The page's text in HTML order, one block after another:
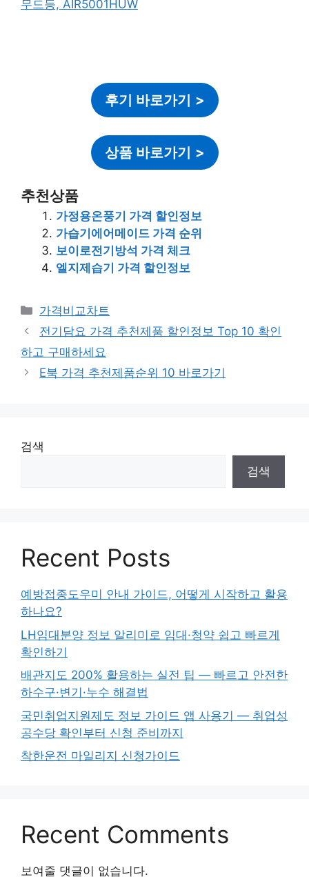
후기 바로가기 >
상품 바로가기 >
추천상품
가정용온풍기 가격 할인정보
가습기에어메이드 가격 순위
보이로전기방석 가격 체크
엘지제습기 가격 할인정보
카
테
리
가격비교차트
전기담요 가격 추천제품 할인정보 Top 10 확인
하고 구매하세요
E북 가격 추천제품순위 10 바로가기
검색
검색
Recent Posts
예방접종도우미 안내 가이드, 어떻게 시작하고 활용
하나요?
LH임대분양 정보 알리미로 임대·청약 쉽고 빠르게
확인하기
배관지도 200% 활용하는 실전 팁 — 빠르고 안전한
하수구·변기·누수 해결법
국민취업지원제도 정보 가이드 앱 사용기 — 취업성
공수당 확인부터 신청 준비까지
착한운전 마일리지 신청가이드
Recent Comments
보여줄 댓글이 없습니다.